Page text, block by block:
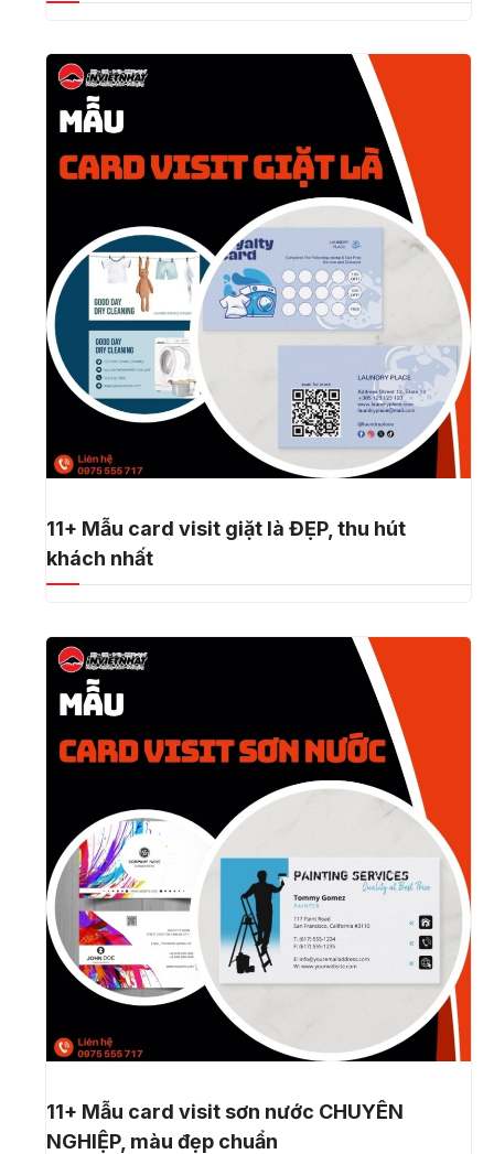
11+ Mẫu card visit giặt là ĐẸP, thu hút
khách nhất
11+ Mẫu card visit sơn nước CHUYÊN
NGHIỆP, màu đẹp chuẩn